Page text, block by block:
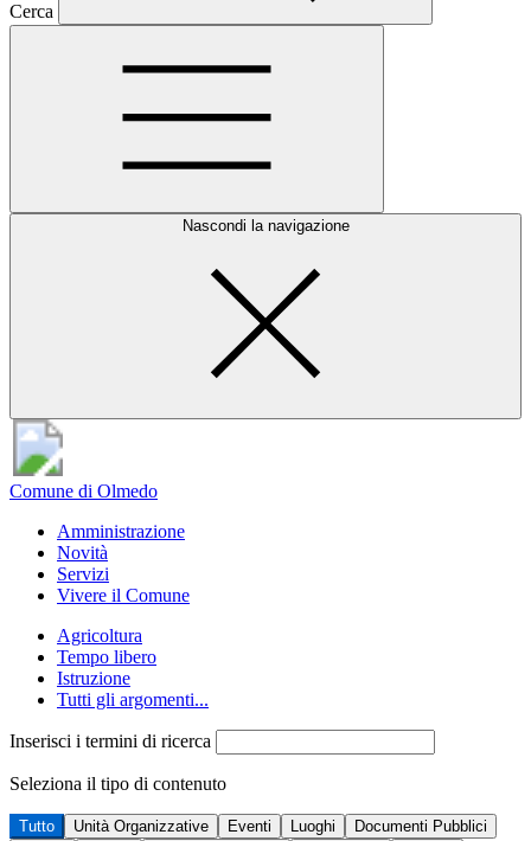
Cerca
Nascondi la navigazione
Comune di Olmedo
Amministrazione
Novità
Servizi
Vivere il Comune
Agricoltura
Tempo libero
Istruzione
Tutti gli argomenti...
Inserisci i termini di ricerca
Seleziona il tipo di contenuto
Tutto Unità Organizzative Eventi Luoghi
Documenti Pubblici